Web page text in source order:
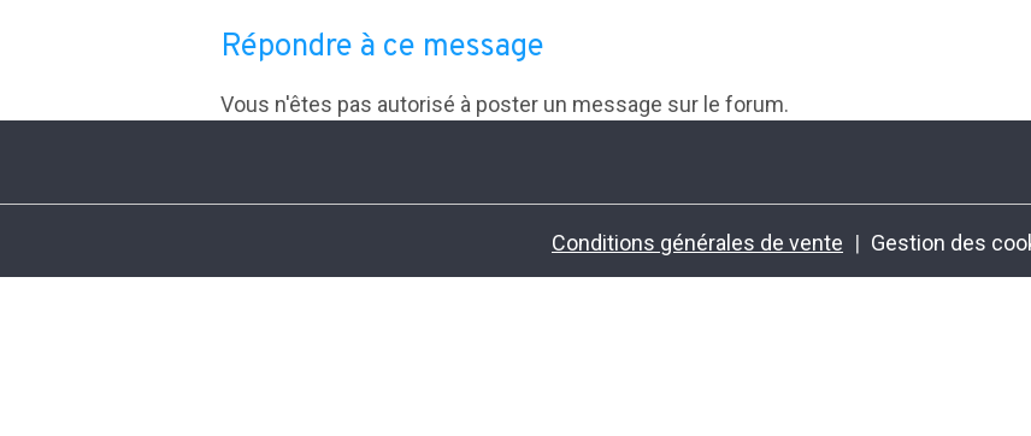
Répondre à ce message
Vous n'êtes pas autorisé à poster un message sur le forum.
Conditions générales de vente Gestion des